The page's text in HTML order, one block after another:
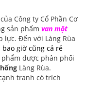
của Công ty Cổ Phần Cơ
sản phẩm van một
lực. Đến với Làng Rùa
bao giờ cũng cả rẻ
được phân phối
Làng Rùa.
tranh có trích